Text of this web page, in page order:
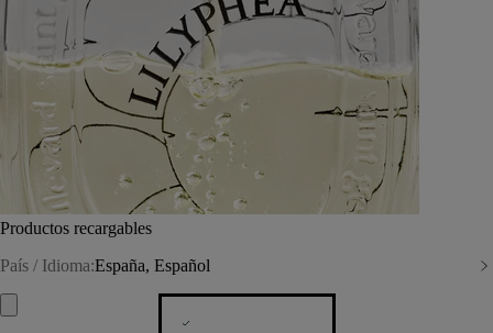
Productos recargables
País / Idioma:España, Español